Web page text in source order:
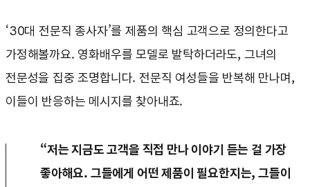
‘30대 전문직 종사자’를 제품의 핵심 고객으로 정의한다고
가정해볼까요. 영화배우를 모델로 발탁하더라도, 그녀의
전문성을 집중 조명합니다. 전문직 여성들을 반복해 만나며,
이들이 반응하는 메시지를 찾아내죠.
“저는 지금도 고객을 직접 만나 이야기 듣는 걸 가장
좋아해요. 그들에게 어떤 제품이 필요한지는, 그들이